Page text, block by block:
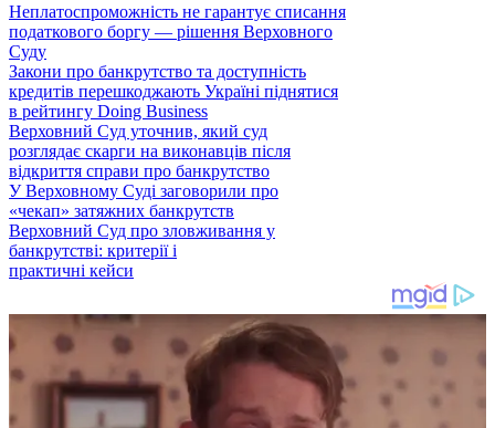
Неплатоспроможність не гарантує списання
податкового боргу — рішення Верховного
Суду
Закони про банкрутство та доступність
кредитів перешкоджають Україні піднятися
в рейтингу Doing Business
Верховний Суд уточнив, який суд
розглядає скарги на виконавців після
відкриття справи про банкрутство
У Верховному Суді заговорили про
«чекап» затяжних банкрутств
Верховний Суд про зловживання у
банкрутстві: критерії і
практичні кейси